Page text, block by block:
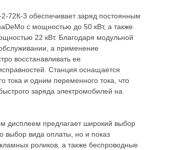
72К-3 обеспечивает заряд постоянным
с мощностью до 50 кВт, а также
22 кВт. Благодаря модульной
а применение
восстанавливать ее
Станция оснащается
тока и одним переменного тока, что
заряда электромобилей на
дисплеем предлагает широкий выбор
выбор вида оплаты, но и показ
роликов, а также беспроводные